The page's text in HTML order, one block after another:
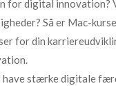
for digital innovation?
Så er Mac-
for din
stærke digitale